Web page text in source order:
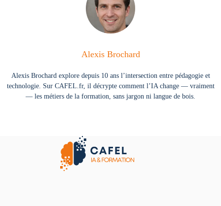
Alexis Brochard
Alexis Brochard explore depuis 10 ans l’intersection entre pédagogie et
technologie. Sur CAFEL.fr, il décrypte comment l’IA change — vraiment
— les métiers de la formation, sans jargon ni langue de bois.